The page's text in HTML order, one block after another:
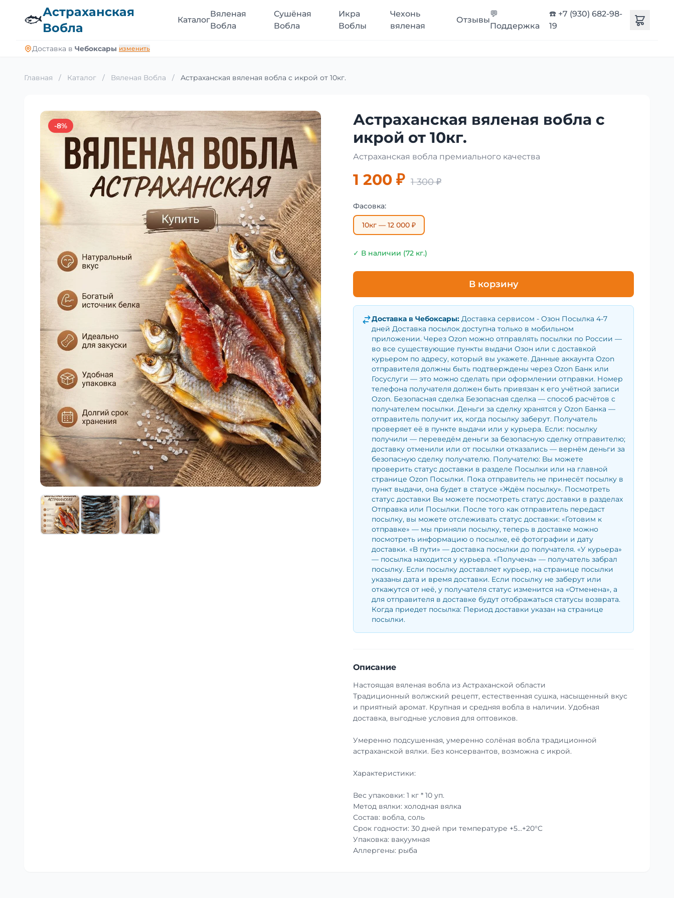
🐟Астраханская
Вобла
Каталог
Вяленая
Вобла
Сушёная
Вобла
Икра
Воблы
Чехонь
вяленая
Отзывы
💬
Поддержка
☎️ +7 (930) 682-98-
19
Доставка в Чебоксары изменить
Главная / Каталог / Вяленая Вобла / Астраханская вяленая вобла с икрой от 10кг.
-8%
Астраханская вяленая вобла с
икрой от 10кг.
Астраханская вобла премиального качества
1 200 ₽ 1 300 ₽
Фасовка:
10кг — 12 000 ₽
✓ В наличии (72 кг.)
В корзину
Доставка в Чебоксары: Доставка сервисом - Озон Посылка 4-7
дней Доставка посылок доступна только в мобильном
приложении. Через Ozon можно отправлять посылки по России —
во все существующие пункты выдачи Озон или с доставкой
курьером по адресу, который вы укажете. Данные аккаунта Ozon
отправителя должны быть подтверждены через Ozon Банк или
Госуслуги — это можно сделать при оформлении отправки. Номер
телефона получателя должен быть привязан к его учётной записи
Ozon. Безопасная сделка Безопасная сделка — способ расчётов с
получателем посылки. Деньги за сделку хранятся у Ozon Банка —
отправитель получит их, когда посылку заберут. Получатель
проверяет её в пункте выдачи или у курьера. Если: посылку
получили — переведём деньги за безопасную сделку отправителю;
доставку отменили или от посылки отказались — вернём деньги за
безопасную сделку получателю. Получателю: Вы можете
проверить статус доставки в разделе Посылки или на главной
странице Ozon Посылки. Пока отправитель не принесёт посылку в
пункт выдачи, она будет в статусе «Ждём посылку». Посмотреть
статус доставки Вы можете посмотреть статус доставки в разделах
Отправка или Посылки. После того как отправитель передаст
посылку, вы можете отслеживать статус доставки: «Готовим к
отправке» — мы приняли посылку, теперь в доставке можно
посмотреть информацию о посылке, её фотографии и дату
доставки. «В пути» — доставка посылки до получателя. «У курьера»
— посылка находится у курьера. «Получена» — получатель забрал
посылку. Если посылку доставляет курьер, на странице посылки
указаны дата и время доставки. Если посылку не заберут или
откажутся от неё, у получателя статус изменится на «Отменена», а
для отправителя в доставке будут отображаться статусы возврата.
Когда приедет посылка: Период доставки указан на странице
посылки.
Описание
Настоящая вяленая вобла из Астраханской области
Традиционный волжский рецепт, естественная сушка, насыщенный вкус
и приятный аромат. Крупная и средняя вобла в наличии. Удобная
доставка, выгодные условия для оптовиков.
Умеренно подсушенная, умеренно солёная вобла традиционной
астраханской вялки. Без консервантов, возможна с икрой.
Характеристики:
Вес упаковки: 1 кг * 10 уп.
Метод вялки: холодная вялка
Состав: вобла, соль
Срок годности: 30 дней при температуре +5…+20°C
Упаковка: вакуумная
Аллергены: рыба